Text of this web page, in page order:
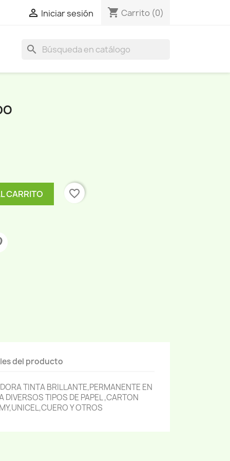
 Iniciar sesión shopping_cart Carrito (0)
search
CARRITO favorite_border
del producto
TINTA BRILLANTE,PERMANENTE EN
DIVERSOS TIPOS DE PAPEL ,CARTON
Y OTROS